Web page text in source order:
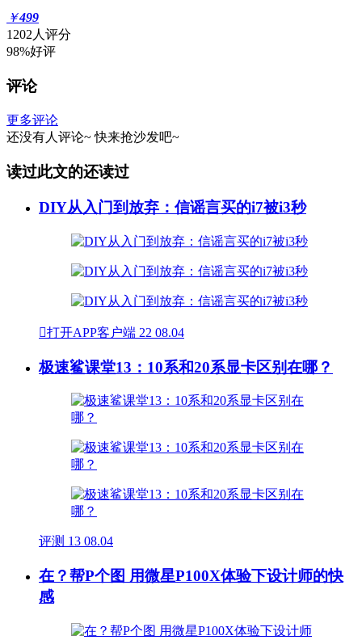
￥499
1202人评分
98%好评
评论
更多评论
还没有人评论~ 快来抢沙发吧~
读过此文的还读过
DIY从入门到放弃：信谣言买的i7被i3秒
打开APP客户端 22 08.04
极速鲨课堂13：10系和20系显卡区别在哪？
评测 13 08.04
在？帮P个图 用微星P100X体验下设计师的快
感